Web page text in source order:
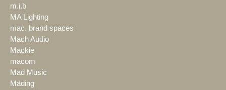
m.i.b
MA Lighting
mac. brand spaces
Mach Audio
Mackie
macom
Mad Music
Mäding